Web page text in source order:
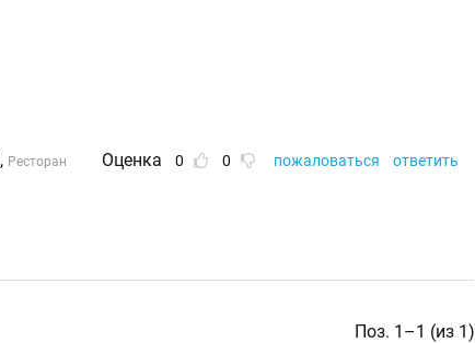
, Ресторан
Оценка 0 0 пожаловаться ответить
Поз. 1–1 (из 1)